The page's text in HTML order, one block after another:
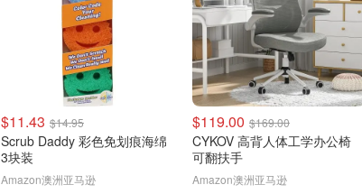
$11.43 $14.95
Scrub Daddy 彩色免划痕海绵
3块装
Amazon澳洲亚马逊
$119.00 $169.00
CYKOV 高背人体工学办公椅
可翻扶手
Amazon澳洲亚马逊